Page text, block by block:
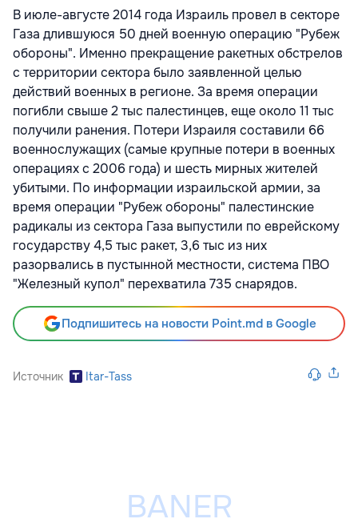
В июле-августе 2014 года Израиль провел в секторе
Газа длившуюся 50 дней военную операцию "Рубеж
обороны". Именно прекращение ракетных обстрелов
с территории сектора было заявленной целью
действий военных в регионе. За время операции
погибли свыше 2 тыс палестинцев, еще около 11 тыс
получили ранения. Потери Израиля составили 66
военнослужащих (самые крупные потери в военных
операциях с 2006 года) и шесть мирных жителей
убитыми. По информации израильской армии, за
время операции "Рубеж обороны" палестинские
радикалы из сектора Газа выпустили по еврейскому
государству 4,5 тыс ракет, 3,6 тыс из них
разорвались в пустынной местности, система ПВО
"Железный купол" перехватила 735 снарядов.
Подпишитесь на новости Point.md в Google
Источник Itar-Tass